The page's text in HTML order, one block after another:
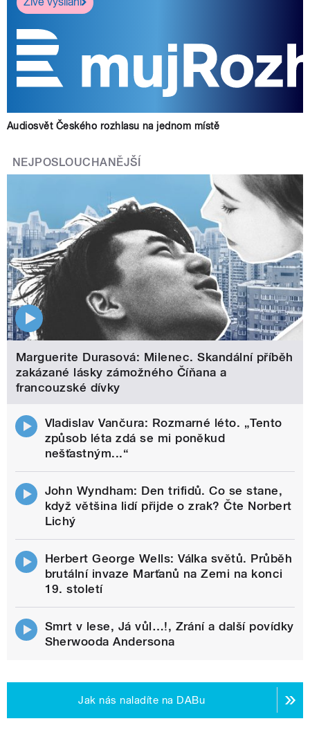
Audiosvět Českého rozhlasu na jednom místě
NEJPOSLOUCHANĚJŠÍ
Marguerite Durasová: Milenec. Skandální příběh
zakázané lásky zámožného Číňana a
francouzské dívky
Vladislav Vančura: Rozmarné léto. „Tento
způsob léta zdá se mi poněkud
nešťastným...“
John Wyndham: Den trifidů. Co se stane,
když většina lidí přijde o zrak? Čte Norbert
Lichý
Herbert George Wells: Válka světů. Průběh
brutální invaze Marťanů na Zemi na konci
19. století
Smrt v lese, Já vůl…!, Zrání a další povídky
Sherwooda Andersona
Jak nás naladíte na DABu